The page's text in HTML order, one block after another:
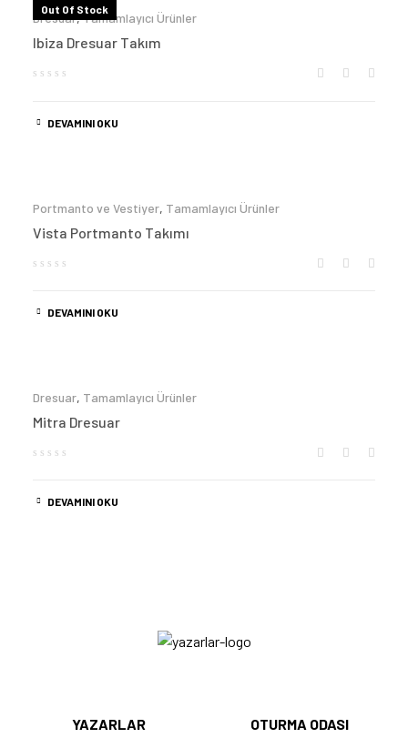
Out Of Stock
Dresuar,Tamamlayıcı Ürünler
Ibiza Dresuar Takım
DEVAMINI OKU
Portmanto ve Vestiyer, Tamamlayıcı Ürünler
Vista Portmanto Takımı
DEVAMINI OKU
Dresuar, Tamamlayıcı Ürünler
Mitra Dresuar
DEVAMINI OKU
YAZARLAR OTURMA ODASI